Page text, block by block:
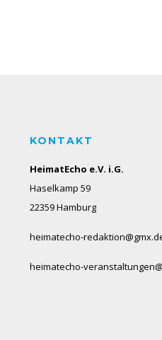
KONTAKT
HeimatEcho e.V. i.G.
Haselkamp 59
22359 Hamburg
heimatecho-
heimatecho-